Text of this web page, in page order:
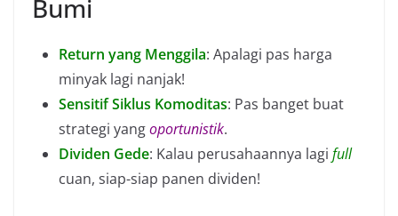
Bumi
Return yang Menggila: Apalagi pas harga
minyak lagi nanjak!
Sensitif Siklus Komoditas: Pas banget buat
strategi yangoportunistik.
Dividen Gede: Kalau perusahaannya lagi full
cuan, siap-siap panen dividen!